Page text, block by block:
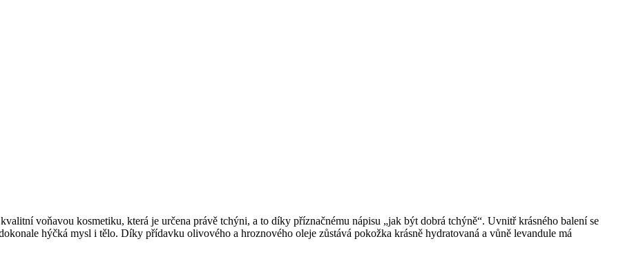
voňavou kosmetiku, která je určena právě tchýni, a to díky příznačnému nápisu „jak být dobrá tchýně“. Uvnitř krásného balení se
hýčká mysl i tělo. Díky přídavku olivového a hroznového oleje zůstává pokožka krásně hydratovaná a vůně levandule má